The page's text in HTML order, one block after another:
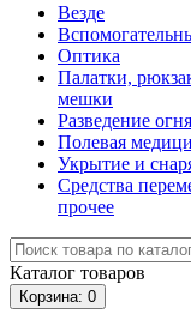
Везде
Оптика
Палатки,
мешки
Разведение
Полевая
Укрытие и
Средства
прочее
Каталог товаров
Корзина: 0